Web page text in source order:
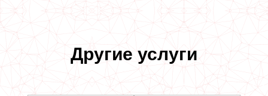
Другие услуги